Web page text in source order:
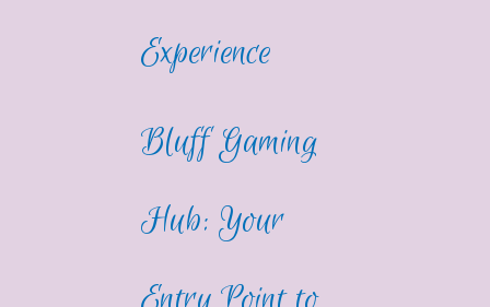
Experience
Bluff Gaming
Hub: Your